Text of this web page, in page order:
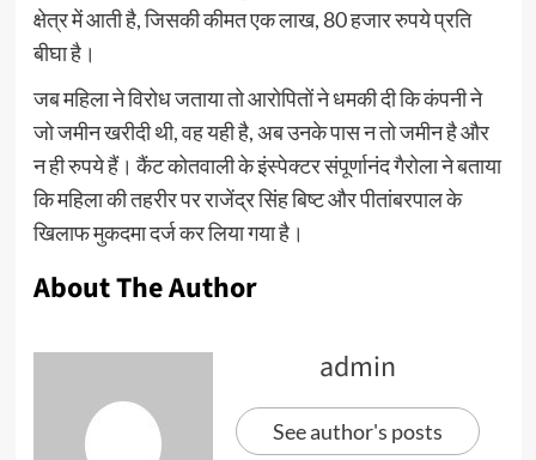
क्षेत्र में आती है, जिसकी कीमत एक लाख, 80 हजार रुपये प्रति
बीघा है।
जब महिला ने विरोध जताया तो आरोपितों ने धमकी दी कि कंपनी ने
जो जमीन खरीदी थी, वह यही है, अब उनके पास न तो जमीन है और
न ही रुपये हैं। कैंट कोतवाली के इंस्पेक्टर संपूर्णानंद गैरोला ने बताया
कि महिला की तहरीर पर राजेंद्र सिंह बिष्ट और पीतांबरपाल के
खिलाफ मुकदमा दर्ज कर लिया गया है।
About The Author
admin
See author's posts